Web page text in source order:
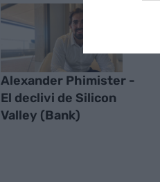
Alexander Phimister -
El declivi de Silicon
Valley (Bank)